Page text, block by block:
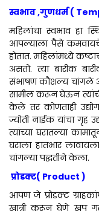
स्वभाव,गुणधर्म (
महिलांचा स्वभाव हा
आपल्याला पैसे कमवायचे
होतात. महिलांमध्ये
असतो. त्या बारीक
संभाषण कौशल्य चांगले
सामील करून घेऊन
केले तर कोणताही
ज्योती नाईक यांचा गृह
त्यांच्या घरातल्या
घराला हातभार
चांगल्या पद्धतीने केला.
प्रोडक्ट( Product )
आपण जे प्रोडक्ट
खात्री करून घेणे खूप